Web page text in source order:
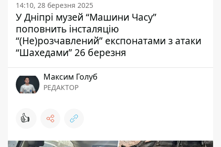
14:10, 28 березня 2025
У Дніпрі музей “Машини Часу”
поповнить інсталяцію
“(Не)розчавлений” експонатами з атаки
“Шахедами” 26 березня
Максим Голуб
РЕДАКТОР
👍